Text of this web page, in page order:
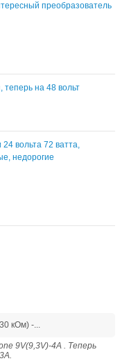
преобразователь
теперь на 48 вольт
вольта 72 ватта,
недорогие
кОм) -...
9V(9,3V)-4A . Теперь